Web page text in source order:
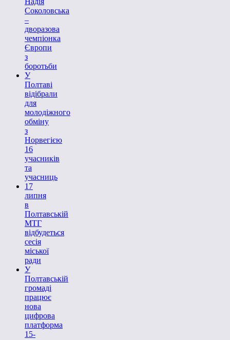
Соколовська
–
дворазова
чемпіонка
Європи
з
боротьби
У
Полтаві
відібрали
для
молодіжного
обміну
з
Норвегією
16
учасників
та
учасниць
17
липня
в
Полтавській
МТГ
відбудеться
сесія
міської
ради
У
Полтавській
громаді
працює
нова
цифрова
платформа
15-